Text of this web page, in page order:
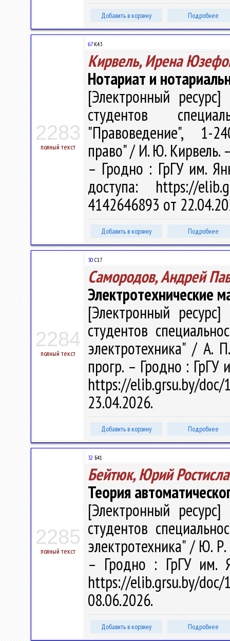
Добавить в корзину Подробнее
2283
полный текст
67К43
Кирвель, Ирена
Нотариат и
[Электронный
студентов
"Правоведение", 1-
право" / И. Ю. Кирвель.
– Гродно : ГрГУ им.
доступа: https://
4142646893 от
Добавить в корзину Подробнее
2284
полный текст
30 С17
Самородов, Андрей
Электротехнические
[Электронный
студентов
электротехника" / А.
прогр. – Гродно :
https://elib.grsu.by/
23.04.2026.
Добавить в корзину Подробнее
2285
полный текст
32 Б41
Бейтюк, Юрий
Теория
[Электронный
студентов
электротехника" / Ю.
– Гродно : ГрГУ им.
https://elib.grsu.by/
08.06.2026.
Добавить в корзину Подробнее